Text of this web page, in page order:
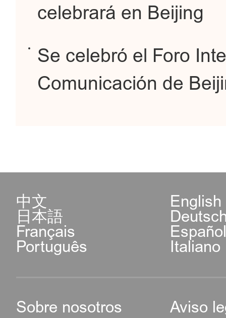
celebrará en Beijing
Se celebró el Foro
Comunicación de
中文 English
日本語
Français
Português Italiano
Sobre nosotros Aviso